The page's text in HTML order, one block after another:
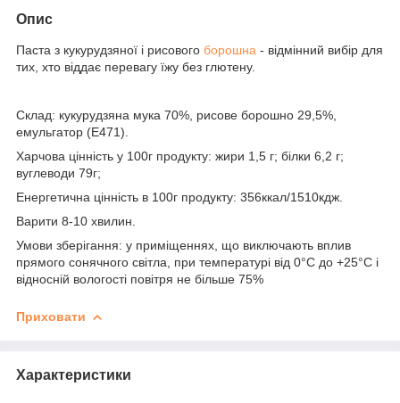
Опис
Паста з кукурудзяної і рисового борошна - відмінний вибір для
тих, хто віддає перевагу їжу без глютену.
Склад: кукурудзяна мука 70%, рисове борошно 29,5%,
емульгатор (E471).
Харчова цінність у 100г продукту: жири 1,5 г; білки 6,2 г;
вуглеводи 79г;
Енергетична цінність в 100г продукту: 356ккал/1510кдж.
Варити 8-10 хвилин.
Умови зберігання: у приміщеннях, що виключають вплив
прямого сонячного світла, при температурі від 0°С до +25°С і
відносній вологості повітря не більше 75%
Приховати
Характеристики